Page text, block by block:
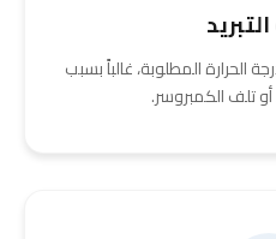
الحرارة المطلوبة، غالباً بسبب
تلف الكمبروسر.